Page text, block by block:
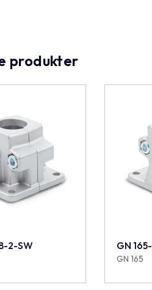
produkter
2-SW GN
GN 165